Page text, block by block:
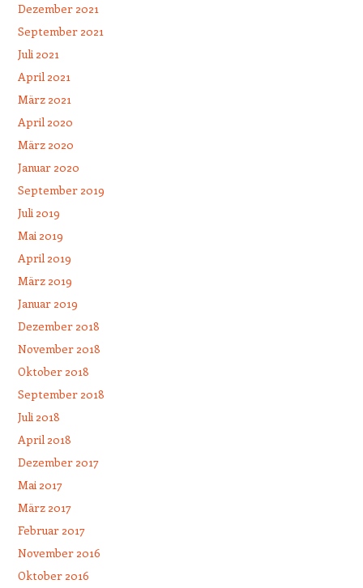
Dezember 2021
September 2021
Juli 2021
April 2021
März 2021
April 2020
März 2020
Januar 2020
September 2019
Juli 2019
Mai 2019
April 2019
März 2019
Januar 2019
Dezember 2018
November 2018
Oktober 2018
September 2018
Juli 2018
April 2018
Dezember 2017
Mai 2017
März 2017
Februar 2017
November 2016
Oktober 2016